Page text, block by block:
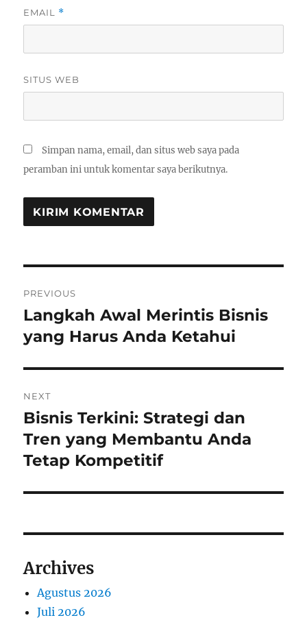
EMAIL *
SITUS WEB
Simpan nama, email, dan situs web saya pada
peramban ini untuk komentar saya berikutnya.
pos
PREVIOUS
Previous
post:
Langkah Awal Merintis Bisnis
yang Harus Anda Ketahui
NEXT
Next
post:
Bisnis Terkini: Strategi dan
Tren yang Membantu Anda
Tetap Kompetitif
Archives
Agustus 2026
Juli 2026